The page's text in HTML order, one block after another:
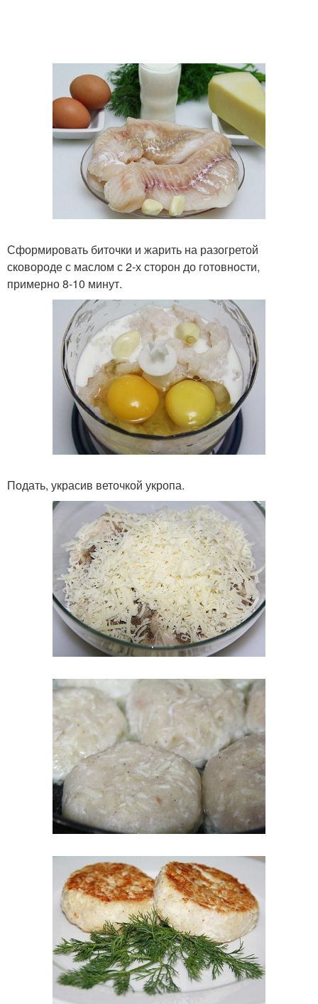
Сформировать биточки и жарить на разогретой
сковороде с маслом с 2-х сторон до готовности,
примерно 8-10 минут.
Подать, украсив веточкой укропа.